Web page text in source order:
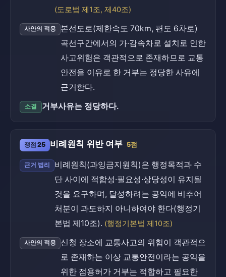
(도로법 제1조, 제40조)
사안의 적용
본선도로(제한속도 70km, 편도 6차로)
곡선구간에서의 가·감속차로 설치로 인한
사고위험은 객관적으로 존재하므로 교통
안전을 이유로 한 거부는 정당한 사유에
근거한다.
소결 거부사유는 정당하다.
쟁점 25 비례원칙 위반 여부 5점
근거 법리
비례원칙(과잉금지원칙)은 행정목적과 수
단 사이에 적합성·필요성·상당성이 유지될
것을 요구하며, 달성하려는 공익에 비추어
처분이 과도하지 아니하여야 한다(행정기
본법 제10조). (행정기본법 제10조)
사안의 적용
신청 장소에 교통사고의 위험이 객관적으
로 존재하는 이상 교통안전이라는 공익을
위한 점용허가 거부는 적합하고 필요한